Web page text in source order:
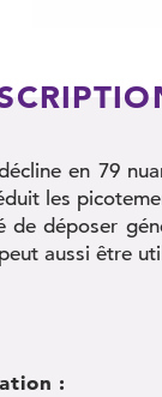
en 79
les
déposer
aussi être
: